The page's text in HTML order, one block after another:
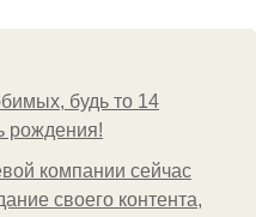
будь то 14
рождения!
компании сейчас
своего контента,